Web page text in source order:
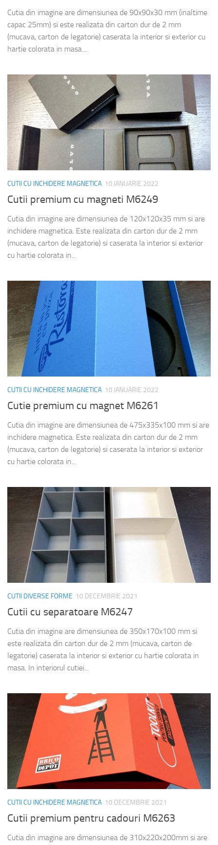
Cutia din imagine are dimensiunea de 90x90x30 mm (inaltime
capac 25mm) si este realizata din carton dur de 2 mm
(mucava, carton de legatorie) caserata la interior si exterior cu
hartie colorata in masa....
CUTII CU INCHIDERE MAGNETICA 10 IANUARIE 2022
Cutii premium cu magneti M6249
Cutia din imagine are dimensiunea de 120x120x35 mm si are
inchidere magnetica. Este realizata din carton dur de 2 mm
(mucava, carton de legatorie) si caserata la interior si exterior
cu hartie colorata in...
CUTII CU INCHIDERE MAGNETICA 10 IANUARIE 2022
Cutie premium cu magnet M6261
Cutia din imagine are dimensiunea de 475x335x100 mm si are
inchidere magnetica. Este realizata din carton dur de 2 mm
(mucava, carton de legatorie) si caserata la interior si exterior
cu hartie colorata in...
CUTII DIVERSE FORME 10 DECEMBRIE 2021
Cutii cu separatoare M6247
Cutia din imagine are dimensiunea de 350x170x100 mm si
este realizata din carton dur de 2 mm (mucava, carton de
legatorie) caserata la interior si exterior cu hartie colorata in
masa. In interiorul cutiei...
CUTII CU INCHIDERE MAGNETICA 10 DECEMBRIE 2021
Cutii premium pentru cadouri M6263
Cutia din imagine are dimensiunea de 310x220x200mm si are